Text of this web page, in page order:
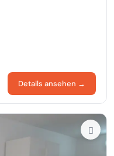
Details ansehen →